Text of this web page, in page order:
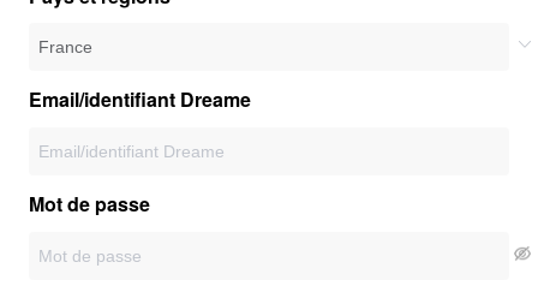
Email/identifiant Dreame
Mot de passe